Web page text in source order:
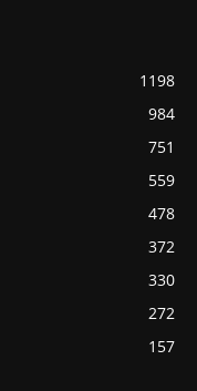
1198
984
751
559
478
372
330
272
157